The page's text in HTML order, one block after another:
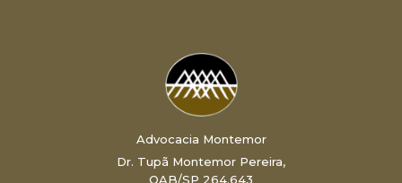
Advocacia Montemor
Dr. Tupã Montemor Pereira,
OAB/SP 264.643